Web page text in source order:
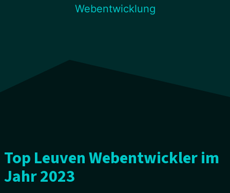
Webentwicklung
Top Leuven Webentwickler im
Jahr 2023